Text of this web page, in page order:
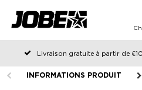
Livraison gratuite à partir de
Commandé avant 12:00 les jours
INFORMATIONS PRODUIT